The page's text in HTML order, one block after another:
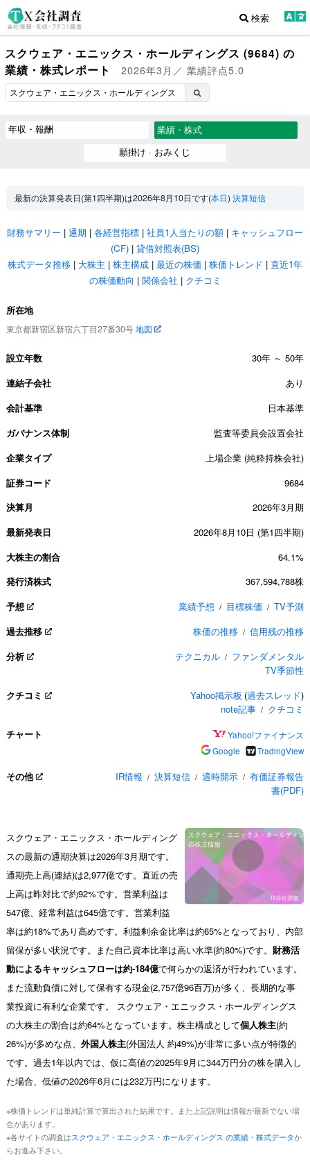
検索
スクウェア・エニックス・ホールディングス (9684) の
業績・株式レポート
2026年3月／ 業績評点5.0
年収・報酬
業績・株式
願掛け · おみくじ
最新の決算発表日(第1四半期)は2026年8月10日です(本日)決算短信
財務サマリー | 通期 | 各経営指標 | 社員1人当たりの額 | キャッシュフロー
(CF) | 貸借対照表(BS)
株式データ推移 | 大株主 | 株主構成 | 最近の株価 | 株価トレンド | 直近1年
の株価動向 | 関係会社 | クチコミ
所在地
東京都新宿区新宿六丁目27番30号地図
設立年数
30年 ～ 50年
連結子会社
あり
会計基準
日本基準
ガバナンス体制
監査等委員会設置会社
企業タイプ
上場企業 (純粋持株会社)
証券コード
9684
決算月
2026年3月期
最新発表日
2026年8月10日 (第1四半期)
大株主の割合
64.1%
発行済株式
367,594,788株
予想
業績予想 / 目標株価 / TV予測
過去推移
株価の推移 / 信用残の推移
分析
テクニカル / ファンダメンタル
TV季節性
クチコミ
Yahoo掲示板 (過去スレッド)
note記事 / クチコミ
チャート
Yahoo!ファイナンス
Google
TradingView
その他 IR情報 / 決算短信 / 適時開示 / 有価証券報告
書(PDF)
スクウェア・エニックス・ホールディング
スの最新の通期決算は2026年3月期です。
通期売上高(連結)は2,977億です。直近の売
上高は昨対比で約92%です。営業利益は
547億、経常利益は645億です。営業利益
率は約18%であり高めです。利益剰余金比率は約65%となっており、内部
留保が多い状況です。また自己資本比率は高い水準(約80%)です。 財務活
動によるキャッシュフローは約-184億で何らかの返済が行われています。
また流動負債に対して保有する現金(2,757億96百万)が多く、長期的な事
業投資に有利な企業です。 スクウェア・エニックス・ホールディングス
の大株主の割合は約64%となっています。株主構成として個人株主(約
26%)が多めな点、 外国人株主(外国法人 約49%)が非常に多い点が特徴的
です。過去1年以内では、仮に高値の2025年9月に344万円分の株を購入し
た場合、低値の2026年6月には232万円になります。
※株価トレンドは単純計算で算出された結果です。また上記説明は情報が最新でない場
合があります。
※各サイトの調査はスクウェア・エニックス・ホールディングス の業績・株式データか
らお進み下さい。